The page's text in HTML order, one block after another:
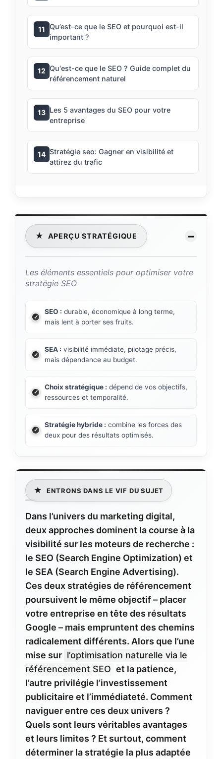
11 Qu’est-ce que le SEO et pourquoi est-il
important ?
12 Qu'est-ce que le SEO ? Guide complet du
référencement naturel
13 Les 5 avantages du SEO pour votre
entreprise
14 Stratégie seo: Gagner en visibilité et
attirez du trafic
★ APERÇU STRATÉGIQUE −
Les éléments essentiels pour optimiser votre
stratégie SEO
SEO : durable, économique à long terme,
mais lent à porter ses fruits.
SEA : visibilité immédiate, pilotage précis,
mais dépendance au budget.
Choix stratégique : dépend de vos objectifs,
ressources et temporalité.
Stratégie hybride : combine les forces des
deux pour des résultats optimisés.
★ ENTRONS DANS LE VIF DU SUJET
Dans l’univers du marketing digital,
deux approches dominent la course à la
visibilité sur les moteurs de recherche :
le SEO (Search Engine Optimization) et
le SEA (Search Engine Advertising).
Ces deux stratégies de référencement
poursuivent le même objectif – placer
votre entreprise en tête des résultats
Google – mais empruntent des chemins
radicalement différents. Alors que l’une
mise sur l’optimisation naturelle via le
référencement SEO et la patience,
l’autre privilégie l’investissement
publicitaire et l’immédiateté. Comment
naviguer entre ces deux univers ?
Quels sont leurs véritables avantages
et leurs limites ? Et surtout, comment
déterminer la stratégie la plus adaptée